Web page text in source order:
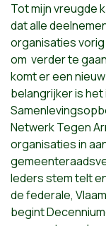
Tot mijn vreugde
dat alle
organisaties
om verder te
komt er een
belangrijker is het
Netwerk Tegen
organisaties in
Ieders stem telt
de federale,
begint